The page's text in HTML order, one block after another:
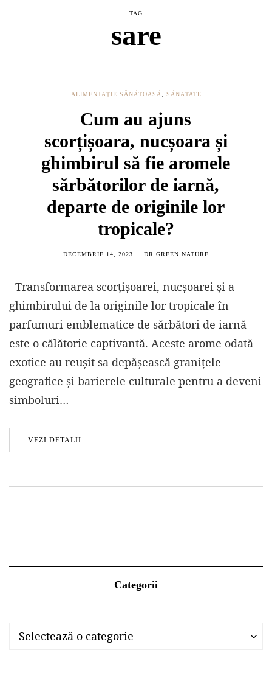
TAG
sare
ALIMENTAȚIE SĂNĂTOASĂ SĂNĂTATE
Cum au ajuns
scorțișoara, nucșoara și
ghimbirul să fie aromele
sărbătorilor de iarnă,
departe de originile lor
tropicale?
DECEMBRIE 14, 2023 DR.GREEN.NATURE
Transformarea scorțișoarei, nucșoarei și a
ghimbirului de la originile lor tropicale în
parfumuri emblematice de sărbători de iarnă
este o călătorie captivantă. Aceste arome odată
exotice au reușit sa depășească granițele
geografice și barierele culturale pentru a deveni
simboluri…
VEZI DETALII
Categorii
Categorii
Selectează o categorie
Categorii